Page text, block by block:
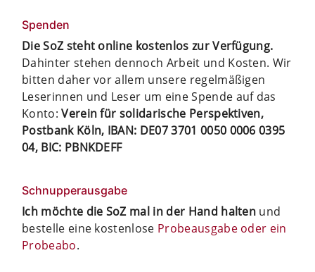
Spenden
Die SoZ steht online kostenlos zur Verfügung.
Dahinter stehen dennoch Arbeit und Kosten. Wir
bitten daher vor allem unsere regelmäßigen
Leserinnen und Leser um eine Spende auf das
Konto:Verein für solidarische Perspektiven,
Postbank Köln, IBAN: DE07 3701 0050 0006 0395
04, BIC: PBNKDEFF
Schnupperausgabe
Ich möchte die SoZ mal in der Hand halten und
bestelle eine kostenlose Probeausgabe oder ein
Probeabo.